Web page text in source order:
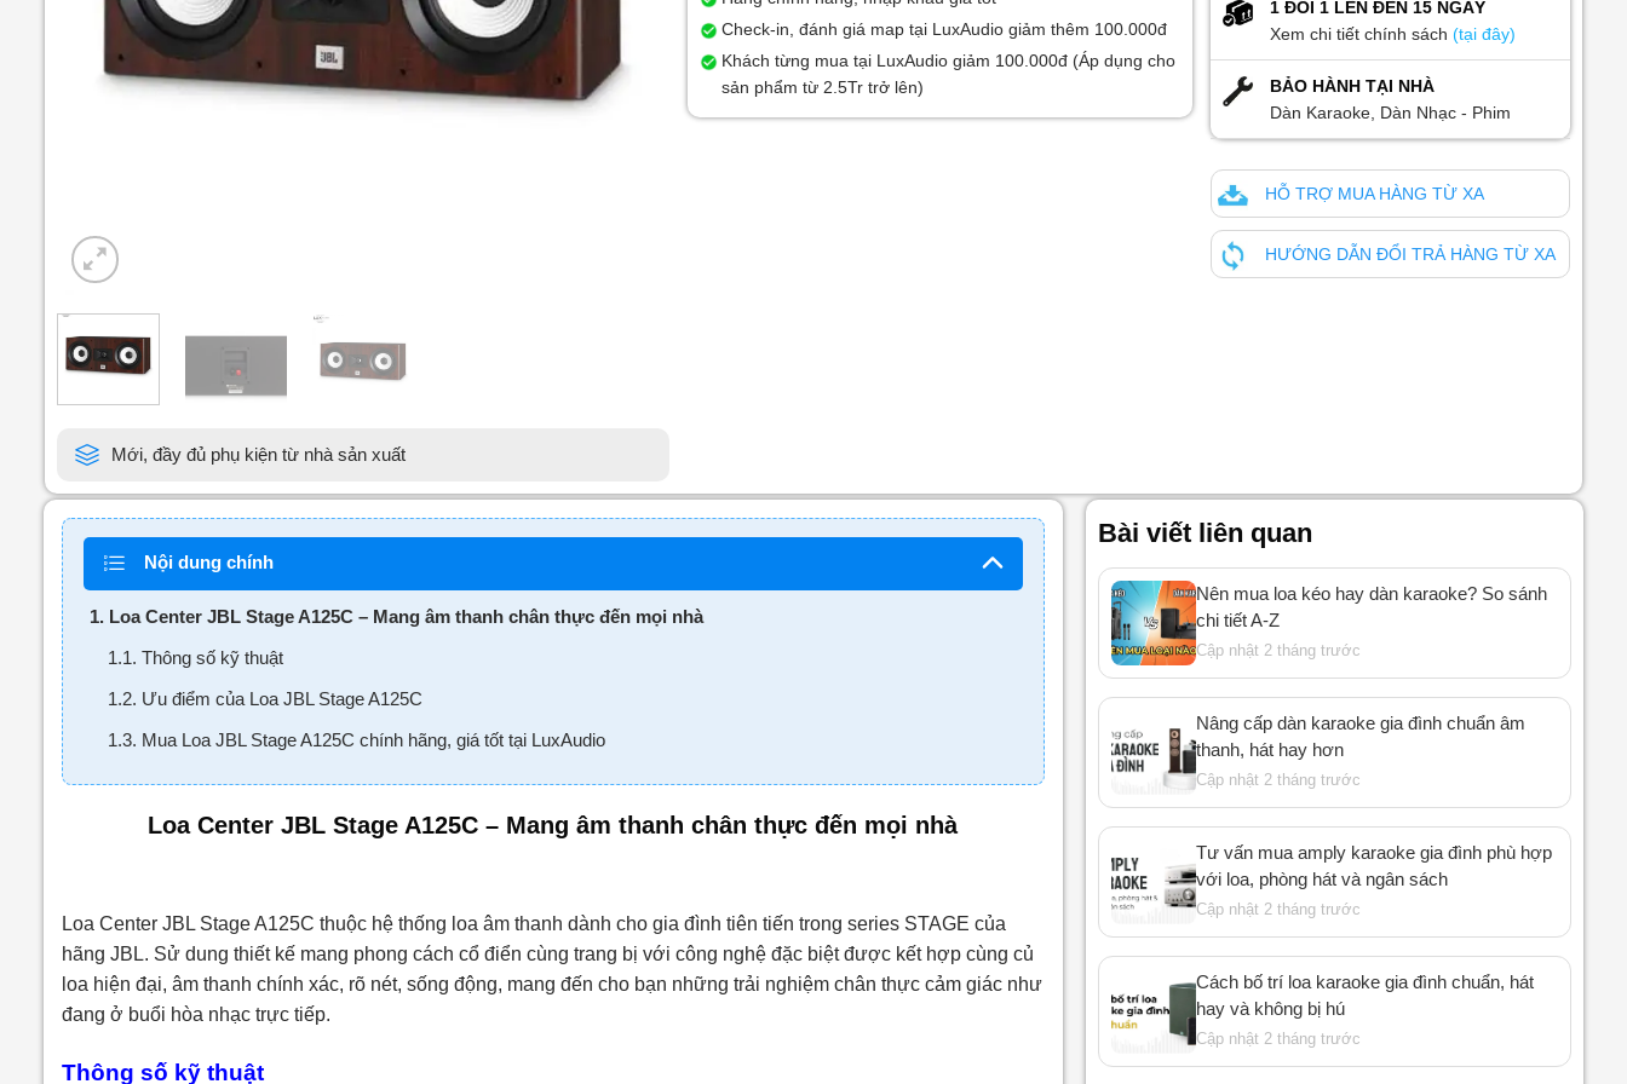
Mới, đầy đủ phụ kiện từ nhà sản xuất
Check-in, đánh giá map tại LuxAudio giảm thêm 100.000đ
Khách từng mua tại LuxAudio giảm 100.000đ (Áp dụng cho
sản phẩm từ 2.5Tr trở lên)
1 ĐỔI 1 LÊN ĐẾN 15 NGÀY
Xem chi tiết chính sách (tại đây)
BẢO HÀNH TẠI NHÀ
Dàn Karaoke, Dàn Nhạc - Phim
HỖ TRỢ MUA HÀNG TỪ XA
HƯỚNG DẪN ĐỔI TRẢ HÀNG TỪ XA
Nội dung chính
1. Loa Center JBL Stage A125C – Mang âm thanh chân thực đến mọi nhà
1.1. Thông số kỹ thuật
1.2. Ưu điểm của Loa JBL Stage A125C
1.3. Mua Loa JBL Stage A125C chính hãng, giá tốt tại LuxAudio
Loa Center JBL Stage A125C – Mang âm thanh chân thực đến mọi nhà
Loa Center JBL Stage A125C thuộc hệ thống loa âm thanh dành cho gia đình tiên tiến trong series STAGE của
hãng JBL. Sử dung thiết kế mang phong cách cổ điển cùng trang bị với công nghệ đặc biệt được kết hợp cùng củ
loa hiện đại, âm thanh chính xác, rõ nét, sống động, mang đến cho bạn những trải nghiệm chân thực cảm giác như
đang ở buổi hòa nhạc trực tiếp.
Thông số kỹ thuật
Bài viết liên quan
Nên mua loa kéo hay dàn karaoke? So sánh
chi tiết A-Z
Cập nhật 2 tháng trước
Nâng cấp dàn karaoke gia đình chuẩn âm
thanh, hát hay hơn
Cập nhật 2 tháng trước
Tư vấn mua amply karaoke gia đình phù hợp
với loa, phòng hát và ngân sách
Cập nhật 2 tháng trước
Cách bố trí loa karaoke gia đình chuẩn, hát
hay và không bị hú
Cập nhật 2 tháng trước